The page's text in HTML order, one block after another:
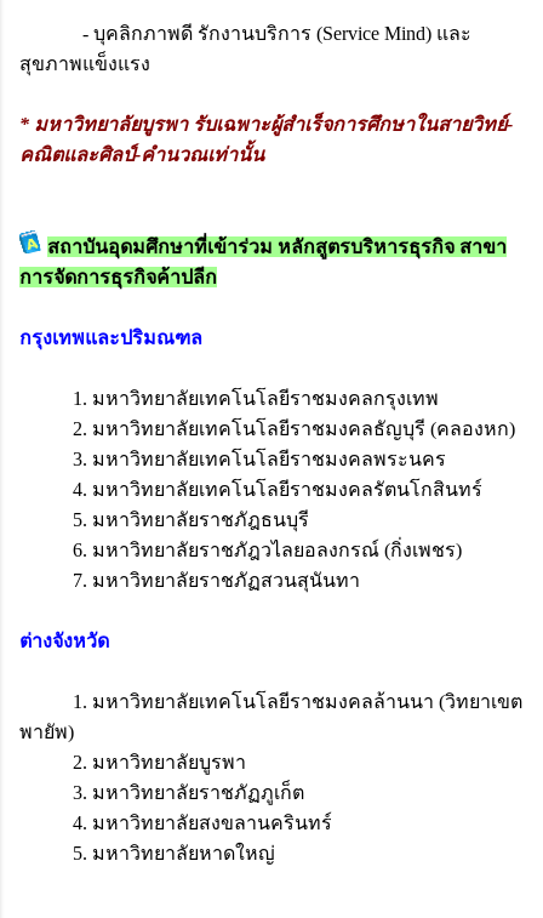
- บุคลิกภาพดี รักงานบริการ (Service Mind) และ
สุขภาพแข็งแรง
* มหาวิทยาลัยบูรพา รับเฉพาะผู้สำเร็จการศึกษาในสายวิทย์-
คณิตและศิลป์-คำนวณเท่านั้น
สถาบันอุดมศึกษาที่เข้าร่วม หลักสูตรบริหารธุรกิจ สาขา
การจัดการธุรกิจค้าปลีก
กรุงเทพและปริมณฑล
1. มหาวิทยาลัยเทคโนโลยีราชมงคลกรุงเทพ
2. มหาวิทยาลัยเทคโนโลยีราชมงคลธัญบุรี (คลองหก)
3. มหาวิทยาลัยเทคโนโลยีราชมงคลพระนคร
4. มหาวิทยาลัยเทคโนโลยีราชมงคลรัตนโกสินทร์
5. มหาวิทยาลัยราชภัฎธนบุรี
6. มหาวิทยาลัยราชภัฎวไลยอลงกรณ์ (กิ่งเพชร)
7. มหาวิทยาลัยราชภัฏสวนสุนันทา
ต่างจังหวัด
1. มหาวิทยาลัยเทคโนโลยีราชมงคลล้านนา (วิทยาเขต
พายัพ)
2. มหาวิทยาลัยบูรพา
3. มหาวิทยาลัยราชภัฏภูเก็ต
4. มหาวิทยาลัยสงขลานครินทร์
5. มหาวิทยาลัยหาดใหญ่